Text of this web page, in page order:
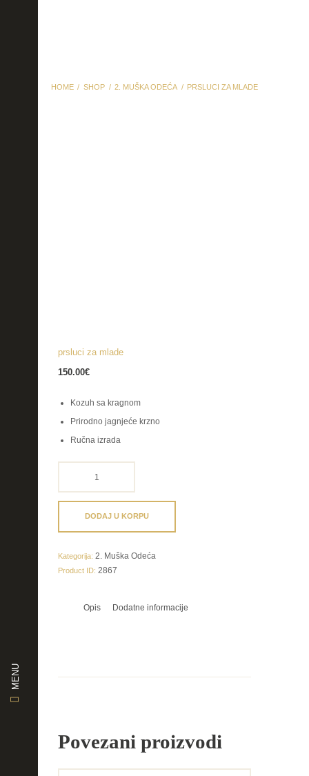
MENU
HOME SHOP 2. MUŠKA ODEĆA PRSLUCI ZA MLADE
prsluci za mlade
150.00€
Kozuh sa kragnom
Prirodno jagnjeće krzno
Ručna izrada
količinaDODAJ U KORPU
Kategorija: 2. Muška Odeća
Product ID: 2867
Opis Dodatne informacije
Povezani proizvodi